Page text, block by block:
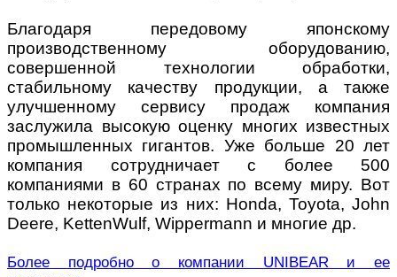
Благодаря передовому японскому
производственному оборудованию,
совершенной технологии обработки,
стабильному качеству продукции, а также
улучшенному сервису продаж компания
заслужила высокую оценку многих известных
промышленных гигантов. Уже больше 20 лет
компания сотрудничает с более 500
компаниями в 60 странах по всему миру. Вот
только некоторые из них: Honda, Toyota, John
Deere, KettenWulf, Wippermann и многие др.
Более подробно о компании UNIBEAR и ее